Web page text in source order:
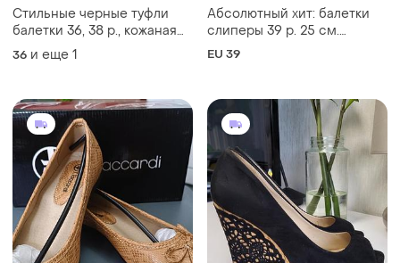
Стильные черные туфли
балетки 36, 38 р., кожаная
стелька, элегантная
классика
36 и еще 1
Абсолютный хит: балетки
слиперы 39 р. 25 см.
кожаная стелька
EU 39